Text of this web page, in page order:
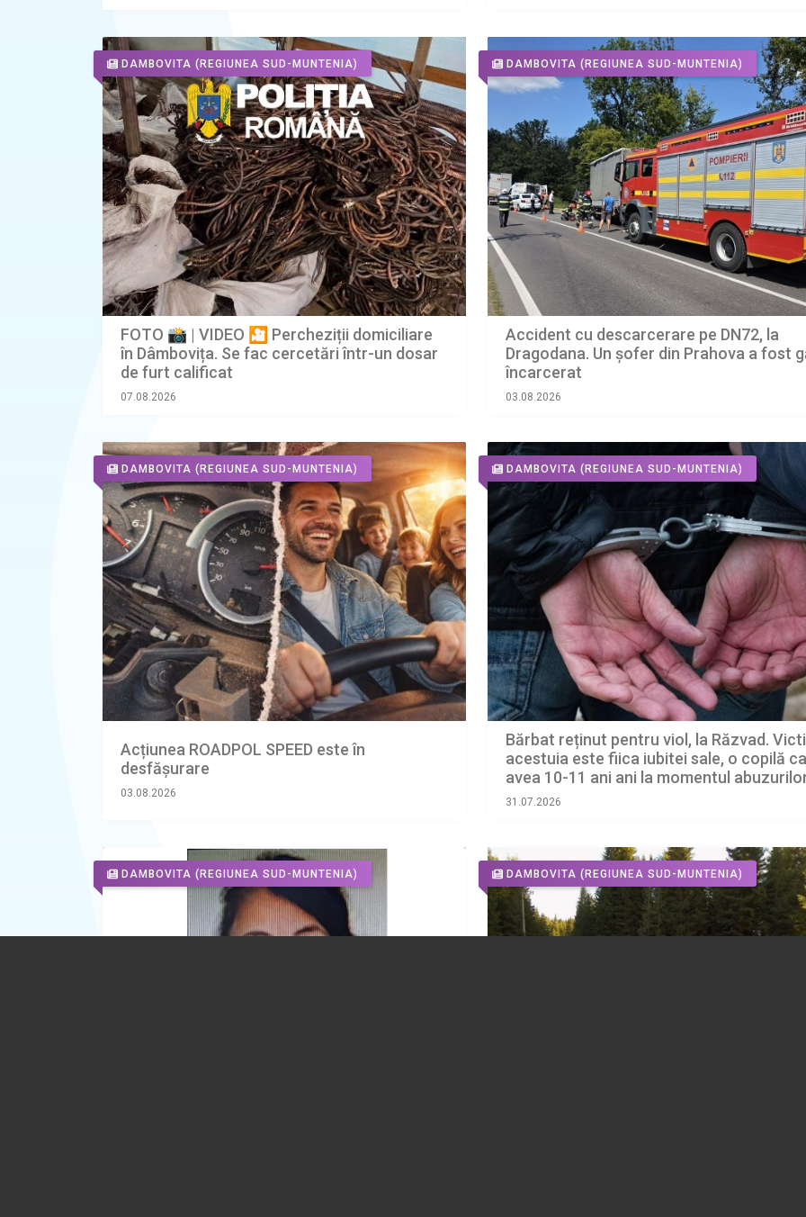
DAMBOVITA (REGIUNEA SUD-MUNTENIA)
FOTO 📸 | VIDEO 🎦 Percheziții domiciliare
în Dâmbovița. Se fac cercetări într-un dosar
de furt calificat
07.08.2026
DAMBOVITA (REGIUNEA SUD-MUNTENIA)
Accident cu descarcerare pe DN72, la
Dragodana. Un șofer din Prahova a fost
încarcerat
03.08.2026
DAMBOVITA (REGIUNEA SUD-MUNTENIA)
Acțiunea ROADPOL SPEED este în
desfășurare
03.08.2026
DAMBOVITA (REGIUNEA SUD-MUNTENIA)
Bărbat reținut pentru viol, la Răzvad.
acestuia este fiica iubitei sale, o copilă
avea 10-11 ani ani la momentul
31.07.2026
DAMBOVITA (REGIUNEA SUD-MUNTENIA) DAMBOVITA (REGIUNEA SUD-MUNTENIA)